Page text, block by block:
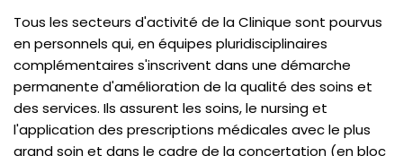
Tous les secteurs d'activité de la Clinique sont pourvus
en personnels qui, en équipes pluridisciplinaires
complémentaires s'inscrivent dans une démarche
permanente d'amélioration de la qualité des soins et
des services. Ils assurent les soins, le nursing et
l'application des prescriptions médicales avec le plus
grand soin et dans le cadre de la concertation (en bloc